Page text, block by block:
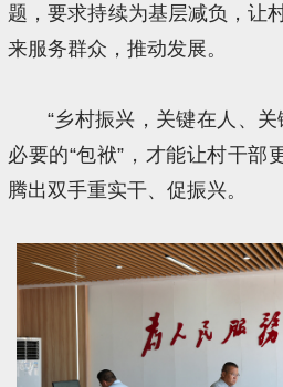
题，要求持续为基层减负，让
来服务群众，推动发展。
“乡村振兴，关键在人、
必要的“包袱”，才能让村干部
腾出双手重实干、促振兴。